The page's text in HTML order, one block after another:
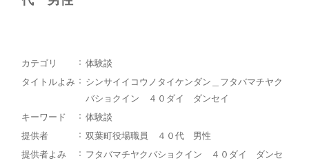
カテゴリ
体験談
タイトルよみ
シンサイイコウノタイケンダン＿フタバマチヤク
バショクイン ４０ダイ ダンセイ
キーワード
体験談
提供者
双葉町役場職員 ４０代 男性
提供者よみ
フタバマチヤクバショクイン ４０ダイ ダンセ